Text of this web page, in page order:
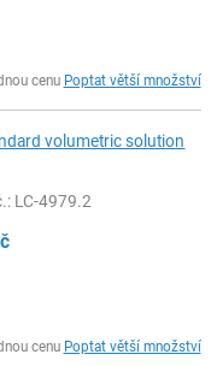
cenu Poptat větší množství
volumetric solution
: LC-4979.2
cenu Poptat větší množství